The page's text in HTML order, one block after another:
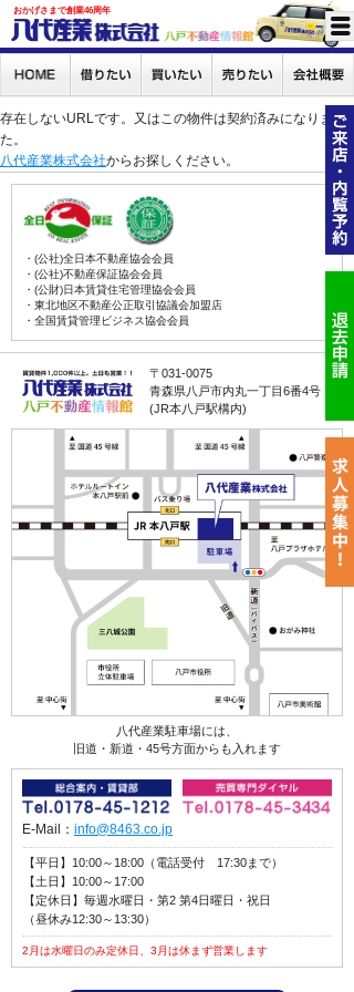
おかげさまで創業46周年
存在しないURLです。又はこの物件は契約済みになりまし
た。
八代産業株式会社からお探しください。
・(公社)全日本不動産協会会員
・(公社)不動産保証協会会員
・(公財)日本賃貸住宅管理協会会員
・東北地区不動産公正取引協議会加盟店
・全国賃貸管理ビジネス協会会員
〒031-0075
青森県八戸市内丸一丁目6番4号
(JR本八戸駅構内)
八代産業駐車場には、
旧道・新道・45号方面からも入れます
E-Mail： info@8463.co.jp
【平日】10:00～18:00（電話受付 17:30まで）
【土日】10:00～17:00
【定休日】毎週水曜日・第2 第4日曜日・祝日
（昼休み12:30～13:30）
2月は水曜日のみ定休日、3月は休まず営業します